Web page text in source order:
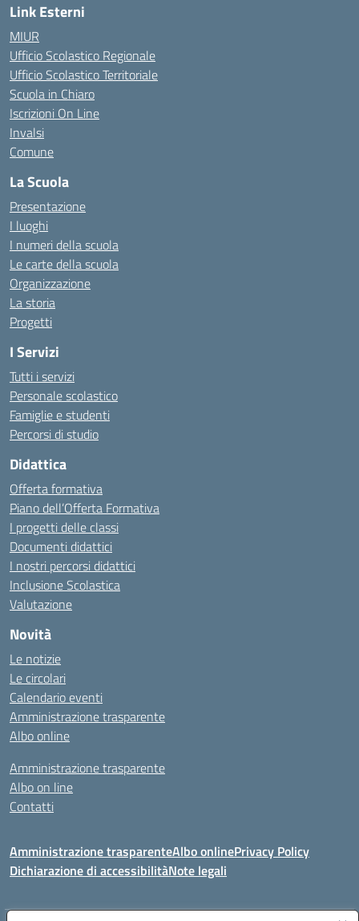
Link Esterni
MIUR
Ufficio Scolastico Regionale
Ufficio Scolastico Territoriale
Scuola in Chiaro
Iscrizioni On Line
Invalsi
Comune
La Scuola
Presentazione
I luoghi
I numeri della scuola
Le carte della scuola
Organizzazione
La storia
Progetti
I Servizi
Tutti i servizi
Personale scolastico
Famiglie e studenti
Percorsi di studio
Didattica
Offerta formativa
Piano dell’Offerta Formativa
I progetti delle classi
Documenti didattici
I nostri percorsi didattici
Inclusione Scolastica
Valutazione
Novità
Le notizie
Le circolari
Calendario eventi
Amministrazione trasparente
Albo online
Amministrazione trasparente
Albo on line
Contatti
Amministrazione trasparenteAlbo onlinePrivacy Policy
Dichiarazione di accessibilitàNote legali